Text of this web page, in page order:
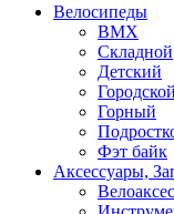
Велосипеды
BMX
Складной
Детский
Городской
Горный
Фэт байк
Аксессуары,